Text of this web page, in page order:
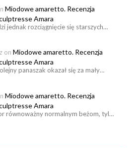
Miodowe amaretto. Recenzja
Amara
jednak rozciągnięcie się starszych…
on Miodowe amaretto. Recenzja
Amara
panaszak okazał się za mały…
Miodowe amaretto. Recenzja
Amara
równoważny normalnym beżom, tyl…